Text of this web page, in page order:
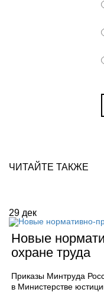
ЧИТАЙТЕ ТАКЖЕ
29 дек
Новые
охране труда
Приказы Минтруда
в Министерстве